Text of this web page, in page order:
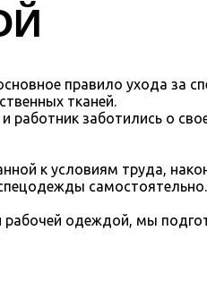
правило ухода за
тканей.
работник заботились о
к условиям труда,
самостоятельно.
рабочей одеждой, мы